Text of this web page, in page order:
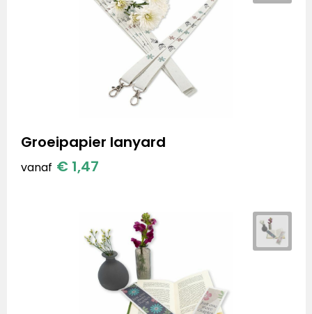
Groeipapier lanyard
vanaf € 1,47